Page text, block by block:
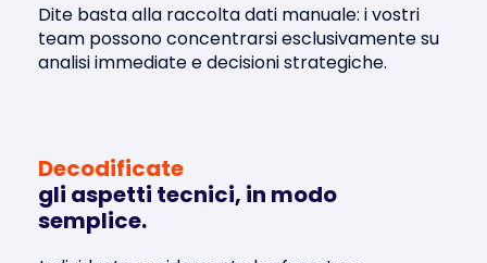
Decodificate
gli aspetti tecnici, in modo
semplice.
Dite basta alla raccolta dati manuale: i vostri
team possono concentrarsi esclusivamente su
analisi immediate e decisioni strategiche.